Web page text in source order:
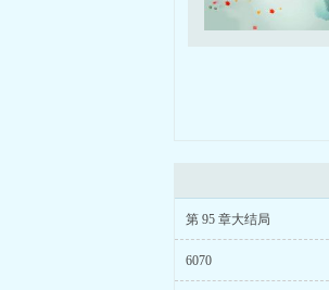
第 95 章大结局
6070